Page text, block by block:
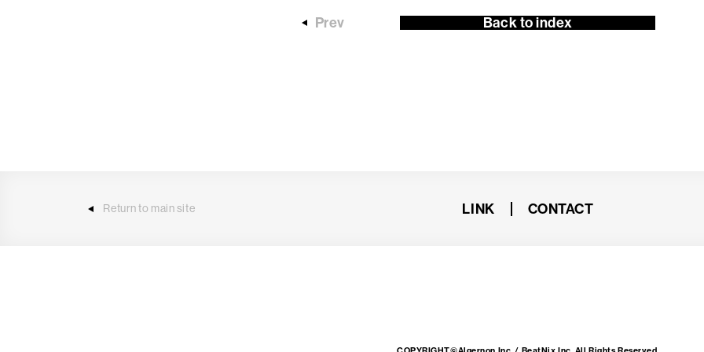
Prev Back to index
Return to main site LINK CONTACT